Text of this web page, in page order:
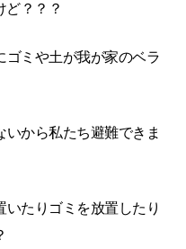
ど？？？
ゴミや土が我が家のベラ
から私たち避難できま
たりゴミを放置したり